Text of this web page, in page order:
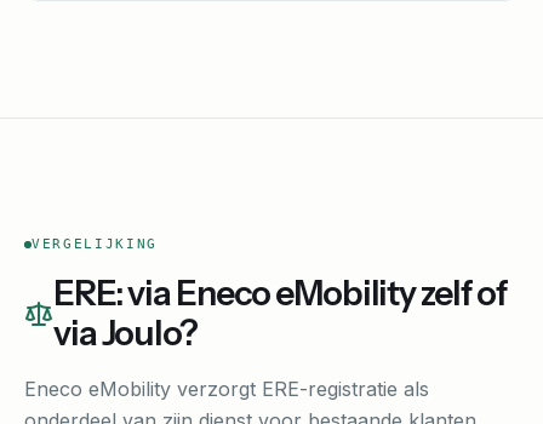
VERGELIJKING
ERE: via Eneco eMobility zelf of
via Joulo?
Eneco eMobility verzorgt ERE-registratie als